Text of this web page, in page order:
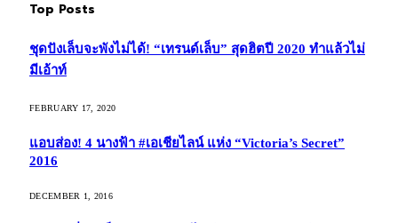
Top Posts
ชุดปังเล็บจะพังไม่ได้! “เทรนด์เล็บ” สุดฮิตปี 2020 ทำแล้วไม่
มีเอ้าท์
FEBRUARY 17, 2020
แอบส่อง! 4 นางฟ้า #เอเชียไลน์ แห่ง “Victoria’s Secret”
2016
DECEMBER 1, 2016